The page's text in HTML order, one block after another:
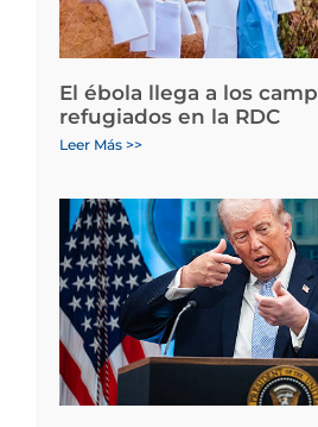
El ébola llega a los
refugiados en la RDC
Leer Más >>